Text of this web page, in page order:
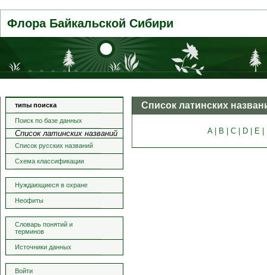
Флора Байкальской Сибири
типы поиска
Поиск по базе данных
Список латинских названий
Список русских названий
Схема классификации
Нуждающиеся в охране
Неофиты
Словарь понятий и
терминов
Источники данных
Войти
Список латинских
A | B | C | D | E |